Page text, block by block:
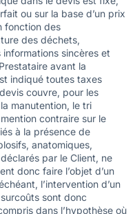
ou sur la base d’un prix
fonction des
des déchets,
sincères et
avant la
indiqué toutes taxes
couvre, pour les
manutention, le tri
contraire sur le
à la présence de
anatomiques,
par le Client, ne
donc faire l’objet d’un
l’intervention d’un
sont donc
dans l’hypothèse où